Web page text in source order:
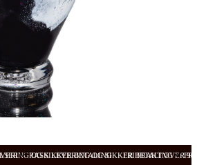
OG SIKKER BETALING FRI FRAKT OVER
RASK LEVERING OG SIKKER BETALING